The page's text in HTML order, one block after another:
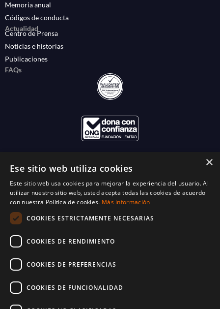
Memoria anual
Códigos de conducta
Actualidad
Centro de Prensa
Noticias e historias
Publicaciones
FAQs
×
Ese sitio web utiliza cookies
Este sitio web usa cookies para mejorar la experiencia del usuario. Al
utilizar nuestro sitio web, usted acepta todas las cookies de acuerdo
con nuestra Política de cookies. Más información
COOKIES ESTRICTAMENTE NECESARIAS
COOKIES DE RENDIMIENTO
COOKIES DE PREFERENCIAS
COOKIES DE FUNCIONALIDAD